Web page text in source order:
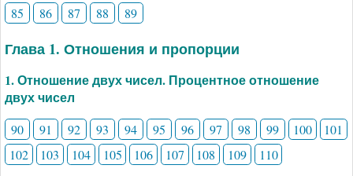
85 86 87 88 89
Глава 1. Отношения и пропорции
1. Отношение двух чисел. Процентное отношение
двух чисел
90 91 92 93 94 95 96 97 98 99 100
101
102
103 104 105 106 107 108 109 110